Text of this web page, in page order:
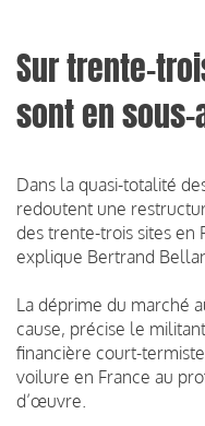
Sur trente-
sont en
Dans la quasi-totalité
redoutent une
des trente-trois sites en
explique Bertrand
La déprime du marché
cause, précise le
financière court-
voilure en France au
d’œuvre.